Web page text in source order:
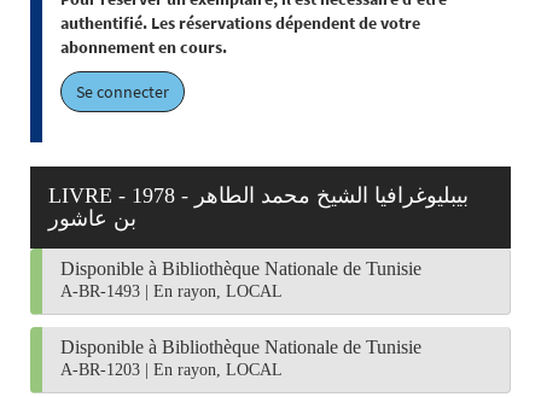
authentifié. Les réservations dépendent de votre
abonnement en cours.
Se connecter
LIVRE - 1978 - بيبليوغرافيا الشيخ محمد الطاهر
بن عاشور
Disponible à Bibliothèque Nationale de Tunisie
A-BR-1493 En rayon, LOCAL
Disponible à Bibliothèque Nationale de Tunisie
A-BR-1203 En rayon, LOCAL